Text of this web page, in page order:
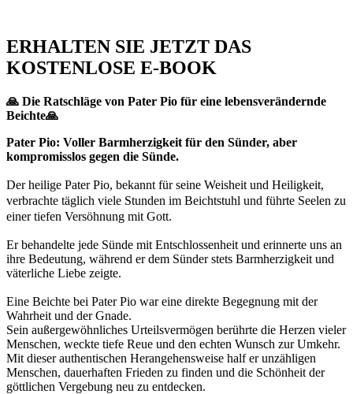
ERHALTEN SIE JETZT DAS
KOSTENLOSE E-BOOK
🙏 Die Ratschläge von Pater Pio für eine lebensverändernde
Beichte🙏
Pater Pio: Voller Barmherzigkeit für den Sünder, aber
kompromisslos gegen die Sünde.
Der heilige Pater Pio, bekannt für seine Weisheit und Heiligkeit,
verbrachte täglich viele Stunden im Beichtstuhl und führte Seelen zu
einer tiefen Versöhnung mit Gott.
Er behandelte jede Sünde mit Entschlossenheit und erinnerte uns an
ihre Bedeutung, während er dem Sünder stets Barmherzigkeit und
väterliche Liebe zeigte.
Eine Beichte bei Pater Pio war eine direkte Begegnung mit der
Wahrheit und der Gnade.
Sein außergewöhnliches Urteilsvermögen berührte die Herzen vieler
Menschen, weckte tiefe Reue und den echten Wunsch zur Umkehr.
Mit dieser authentischen Herangehensweise half er unzähligen
Menschen, dauerhaften Frieden zu finden und die Schönheit der
göttlichen Vergebung neu zu entdecken.